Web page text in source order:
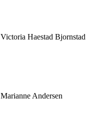
Victoria Haestad Bjornstad
Marianne Andersen